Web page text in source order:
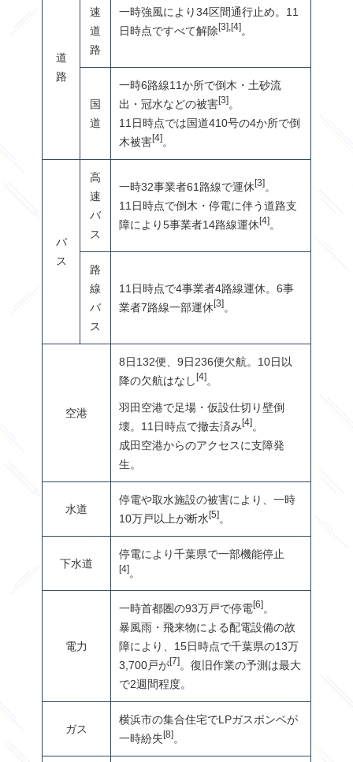
道
路
速
道
路
一時強風により34区間通行止め。11
日時点ですべて解除[3],[4]。
国
道
一時6路線11か所で倒木・土砂流
出・冠水などの被害[3]。
11日時点では国道410号の4か所で倒
木被害[4]。
バ
ス
高
速
バ
ス
一時32事業者61 路線で運休[3]。
11日時点で倒木・停電に伴う道路支
障により5事業者14路線運休[4]。
路
線
バ
ス
11日時点で4事業者4路線運休。6事
業者7路線一部運休[3]。
空港
8日132便、 9日236便欠航。 10日以
降の欠航はなし[4]。
羽田空港で足場・仮設仕切り壁倒
壊。 11 日時点で撤去済み[4]。
成田空港からのアクセスに支障発
生。
水道
停電や取水施設の被害により、一時
10万戸以上が断水[5]。
下水道
停電により千葉県で一部機能停止
[4]。
電力
一時首都圏の93万戸で停電[6]。
暴風雨・飛来物による配電設備の故
障により、15日時点で千葉県の13万
3,700戸が[7]。復旧作業の予測は最大
で2週間程度。
ガス
横浜市の集合住宅でLPガスボンベが
一時紛失[8]。